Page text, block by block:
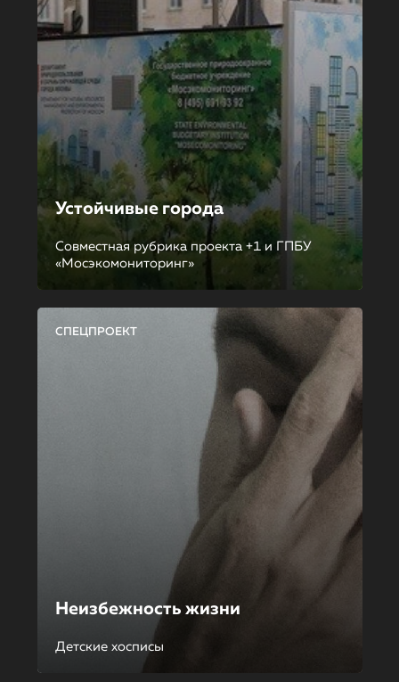
Устойчивые города
Совместная рубрика проекта +1 и ГПБУ
«Мосэкомониторинг»
СПЕЦПРОЕКТ
Неизбежность жизни
Детские хосписы